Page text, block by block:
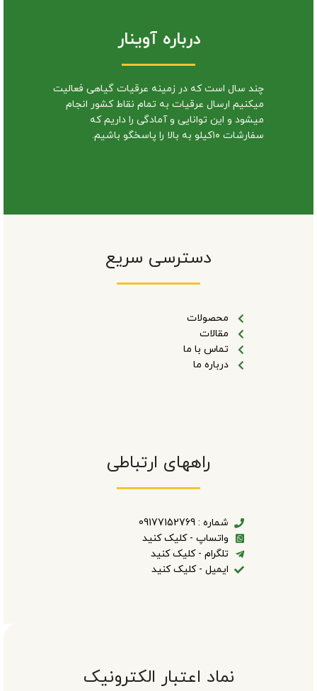
درباره آوینار
چند سال است که در زمینه عرقیات گیاهی فعالیت
میکنیم ارسال عرقیات به تمام نقاط کشور انجام
میشود و این توانایی و آمادگی را داریم که
سفارشات ۱۰کیلو به بالا را پاسخگو باشیم.
دسترسی سریع
محصولات
مقالات
تماس با ما
درباره ما
راههای ارتباطی
شماره : 09177152769
واتساپ - کلیک کنید
تلگرام - کلیک کنید
ایمیل - کلیک کنید
نماد اعتبار الکترونیک